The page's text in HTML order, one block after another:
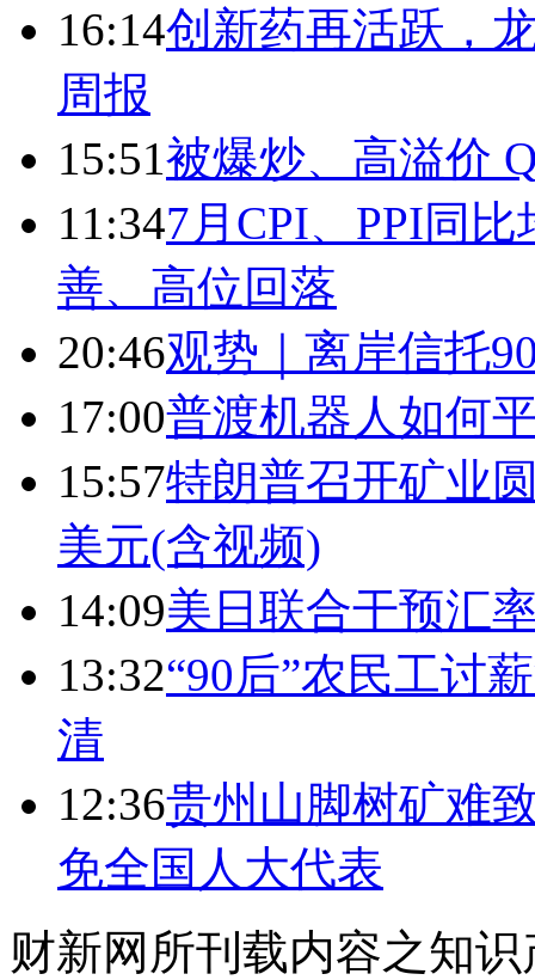
16:14创新药再活跃，
周报
15:51被爆炒、高溢价
11:347月CPI、PPI同
善、高位回落
20:46观势｜离岸信托
17:00普渡机器人如何
15:57特朗普召开矿业
美元(含视频)
14:09美日联合干预汇
13:32“90后”农民工讨
清
12:36贵州山脚树矿难
免全国人大代表
财新网所刊载内容之知